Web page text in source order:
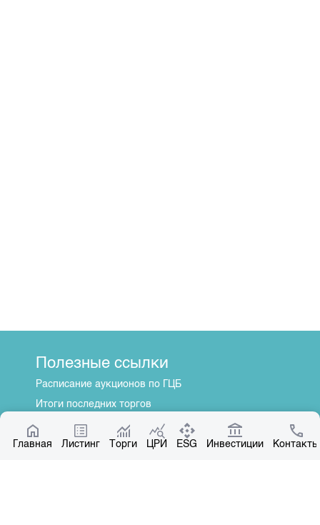
Главная Листинг Торги ЦРИ ESG Инвестиции Контакты
Полезные ссылки
Расписание аукционов по ГЦБ
Итоги последних торгов
Котировки по ЦБ
Центр раскрытия информации